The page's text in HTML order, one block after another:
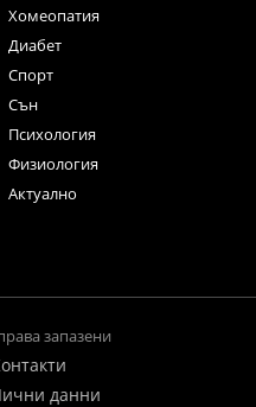
Хомеопатия
Диабет
Спорт
Сън
Психология
Физиология
Актуално
запазени
данни